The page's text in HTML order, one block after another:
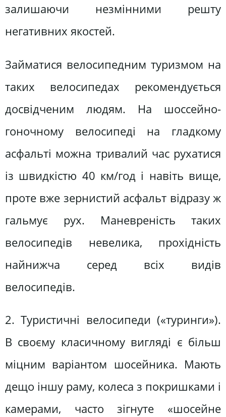
залишаючи незмінними решту
негативних якостей.
Займатися велосипедним туризмом на
таких велосипедах рекомендується
досвідченим людям. На шоссейно-
гоночному велосипеді на гладкому
асфальті можна тривалий час рухатися
із швидкістю 40 км/год і навіть вище,
проте вже зернистий асфальт відразу ж
гальмує рух. Маневреність таких
велосипедів невелика, прохідність
найнижча серед всіх видів
велосипедів.
2. Туристичні велосипеди («туринги»).
В своєму класичному вигляді є більш
міцним варіантом шосейника. Мають
дещо іншу раму, колеса з покришками і
камерами, часто зігнуте «шосейне